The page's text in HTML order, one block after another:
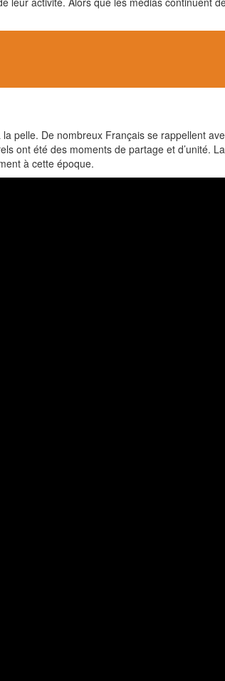
pelle. De nombreux Français se rappellent
ont été des moments de partage et d’unité.
à cette époque.